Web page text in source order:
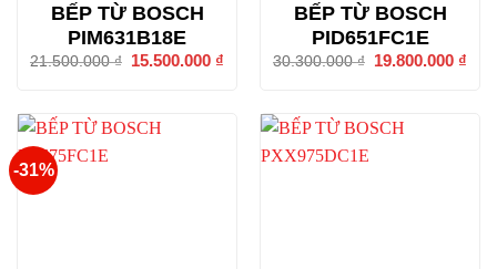
BẾP TỪ BOSCH
PIM631B18E
21.500.000₫
Giá
15.500.000 ₫
15.500.000 ₫.
BẾP TỪ BOSCH
PID651FC1E
30.300.000₫
Giá
19.800.000 ₫
-31%